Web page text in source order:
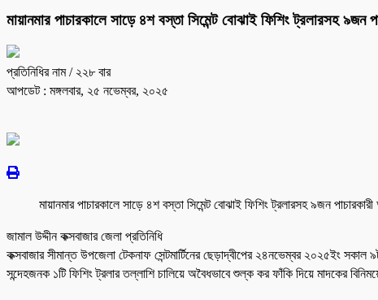
মায়ানমার পাচারকালে সাড়ে ৪শ বস্তা সিমেন্ট বোঝাই ফিশিং ট্রলারসহ ৯জন
প্রতিনিধির নাম/ ২২৮ বার
আপডেট : মঙ্গলবার, ২৫ নভেম্বর, ২০২৫
মায়ানমার পাচারকালে সাড়ে ৪শ বস্তা সিমেন্ট বোঝাই ফিশিং ট্রলারসহ ৯জন
‎জামাল উদ্দীন কক্সবাজার জেলা প্রতিনিধি
কক্সবাজার ‎সীমান্ত উপজেলা টেকনাফ সেন্টমার্টিনের ছেড়াদ্বীপের ২৪নভেম্বর ২০২৫ইং
সন্দেহজনক ১টি ফিশিং ট্রলার তল্লাশি চালিয়ে অবৈধভাবে শুল্ক কর ফাঁকি দিয়ে মাদকের